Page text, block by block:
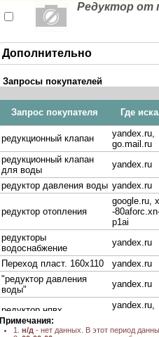
Редуктор от
Дополнительно
Запросы покупателей
Запрос покупателя Где
редукционный клапан
yandex.ru,
go.mail.ru
редукционный клапан
для воды
yandex.ru
редуктор давления воды yandex.ru
редуктор отопления
google.ru,
-
p1ai
редукторы
водоснабжение
yandex.ru
Переход пласт. 160х110
yandex.ru
"редуктор давления
воды"
yandex.ru
редуктор нпвх
yandex.ru,
редукторы давления
Примечания:
1. н/д - нет данных. В этот период